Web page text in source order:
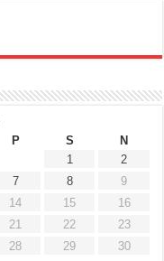
P S
N
1
2
7 8
9
14 15
16
21 22
23
28 29
30